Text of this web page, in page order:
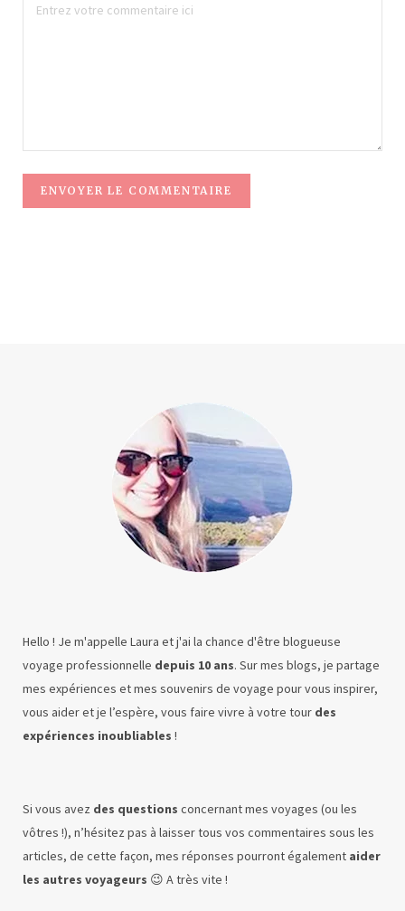
Hello ! Je m'appelle Laura et j'ai la chance d'être blogueuse
voyage professionnelle depuis 10 ans. Sur mes blogs, je partage
mes expériences et mes souvenirs de voyage pour vous inspirer,
vous aider et je l’espère, vous faire vivre à votre tour des
expériences inoubliables !
Si vous avez des questions concernant mes voyages (ou les
vôtres !), n’hésitez pas à laisser tous vos commentaires sous les
articles, de cette façon, mes réponses pourront également aider
les autres voyageurs 😉 A très vite !